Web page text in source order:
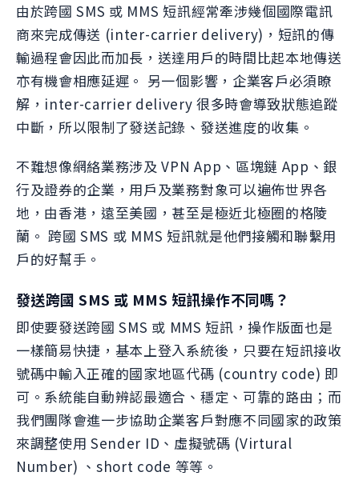
由於跨國 SMS 或 MMS 短訊經常牽涉幾個國際電訊
商來完成傳送 (inter-carrier delivery)，短訊的傳
輸過程會因此而加長，送達用戶的時間比起本地傳送
亦有機會相應延遲。 另一個影響，企業客戶必須瞭
解，inter-carrier delivery 很多時會導致狀態追蹤
中斷，所以限制了發送記錄、發送進度的收集。
不難想像網絡業務涉及 VPN App、區塊鏈 App、銀
行及證券的企業，用戶及業務對象可以遍佈世界各
地，由香港，遠至美國，甚至是極近北極圈的格陵
蘭。 跨國 SMS 或 MMS 短訊就是他們接觸和聯繫用
戶的好幫手。
發送跨國 SMS 或 MMS 短訊操作不同嗎？
即使要發送跨國 SMS 或 MMS 短訊，操作版面也是
一樣簡易快捷，基本上登入系統後，只要在短訊接收
號碼中輸入正確的國家地區代碼 (country code) 即
可。系統能自動辨認最適合、穩定、可靠的路由；而
我們團隊會進一步協助企業客戶對應不同國家的政策
來調整使用 Sender ID、虛擬號碼 (Virtural
Number) 、short code 等等。